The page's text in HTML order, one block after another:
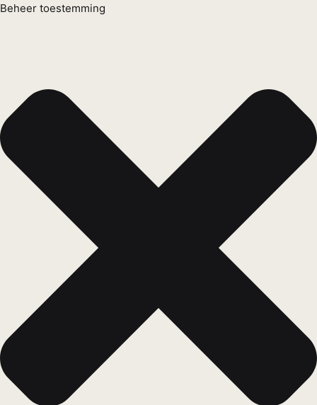
Beheer toestemming